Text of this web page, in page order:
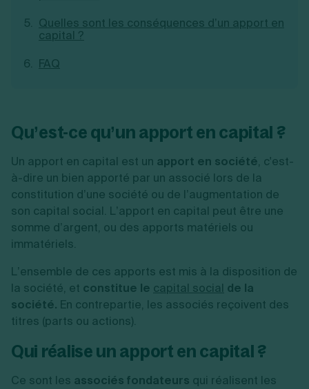
Je suis autonome
Je souhaite être accompagné
Création de SASU
Création de SARL
Création de SAS
Création de SCI
Fermeture d’une entreprise
Création d'entreprise
Quelles sont les conséquences d’un apport en
capital ?
FAQ
Qu’est-ce qu’un apport en capital ?
Un apport en capital est un apport en société, c'est-
à-dire un bien apporté par un associé lors de la
constitution d’une société ou de l’augmentation de
son capital social. L’apport en capital peut être une
somme d’argent, ou des apports matériels ou
immatériels.
L’ensemble de ces apports est mis à la disposition de
la société, et constitue le capital social de la
société. En contrepartie, les associés reçoivent des
titres (parts ou actions).
Qui réalise un apport en capital ?
Ce sont les associés fondateurs qui réalisent les